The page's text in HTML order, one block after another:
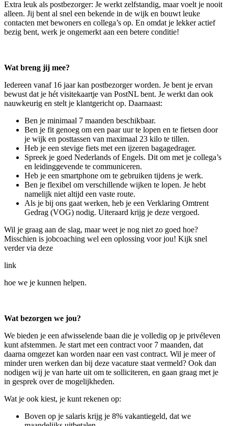
Extra leuk als postbezorger: Je werkt zelfstandig, maar voelt je nooit
alleen. Jij bent al snel een bekende in de wijk en bouwt leuke
contacten met bewoners en collega’s op. En omdat je lekker actief
bezig bent, werk je ongemerkt aan een betere conditie!
Wat breng jij mee?
Iedereen vanaf 16 jaar kan postbezorger worden. Je bent je ervan
bewust dat je hét visitekaartje van PostNL bent. Je werkt dan ook
nauwkeurig en stelt je klantgericht op. Daarnaast:
Ben je minimaal 7 maanden beschikbaar.
Ben je fit genoeg om een paar uur te lopen en te fietsen door
je wijk en posttassen van maximaal 23 kilo te tillen.
Heb je een stevige fiets met een ijzeren bagagedrager.
Spreek je goed Nederlands of Engels. Dit om met je collega’s
en leidinggevende te communiceren.
Heb je een smartphone om te gebruiken tijdens je werk.
Ben je flexibel om verschillende wijken te lopen. Je hebt
namelijk niet altijd een vaste route.
Als je bij ons gaat werken, heb je een Verklaring Omtrent
Gedrag (VOG) nodig. Uiteraard krijg je deze vergoed.
Wil je graag aan de slag, maar weet je nog niet zo goed hoe?
Misschien is jobcoaching wel een oplossing voor jou! Kijk snel
verder via deze
link
hoe we je kunnen helpen.
Wat bezorgen we jou?
We bieden je een afwisselende baan die je volledig op je privéleven
kunt afstemmen. Je start met een contract voor 7 maanden, dat
daarna omgezet kan worden naar een vast contract. Wil je meer of
minder uren werken dan bij deze vacature staat vermeld? Ook dan
nodigen wij je van harte uit om te solliciteren, en gaan graag met je
in gesprek over de mogelijkheden.
Wat je ook kiest, je kunt rekenen op:
Boven op je salaris krijg je 8% vakantiegeld, dat we